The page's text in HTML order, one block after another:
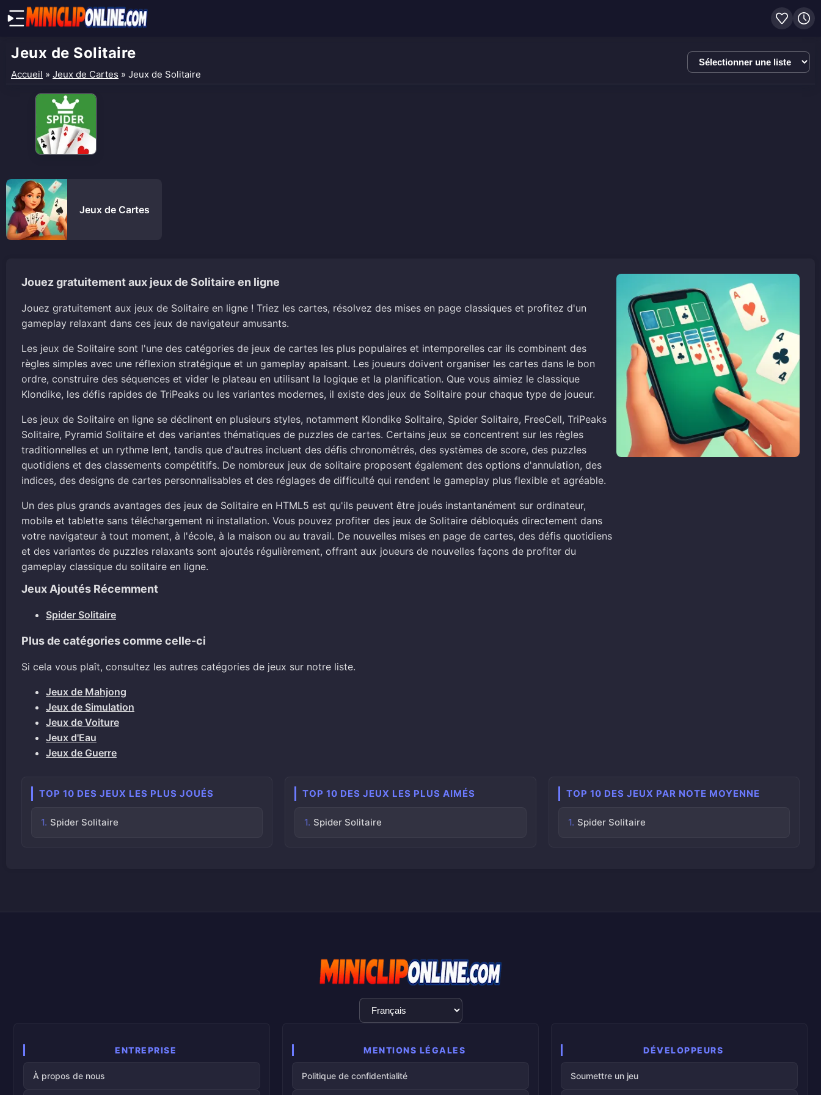
Jeux de Solitaire
Accueil » Jeux de Cartes » Jeux de Solitaire
Sélectionner
une
liste
Jouez gratuitement aux jeux de Solitaire en ligne
Jouez gratuitement aux jeux de Solitaire en ligne ! Triez les cartes, résolvez des mises en page classiques et profitez d'un
gameplay relaxant dans ces jeux de navigateur amusants.
Les jeux de Solitaire sont l'une des catégories de jeux de cartes les plus populaires et intemporelles car ils combinent des
règles simples avec une réflexion stratégique et un gameplay apaisant. Les joueurs doivent organiser les cartes dans le bon
ordre, construire des séquences et vider le plateau en utilisant la logique et la planification. Que vous aimiez le classique
Klondike, les défis rapides de TriPeaks ou les variantes modernes, il existe des jeux de Solitaire pour chaque type de joueur.
Les jeux de Solitaire en ligne se déclinent en plusieurs styles, notamment Klondike Solitaire, Spider Solitaire, FreeCell, TriPeaks
Solitaire, Pyramid Solitaire et des variantes thématiques de puzzles de cartes. Certains jeux se concentrent sur les règles
traditionnelles et un rythme lent, tandis que d'autres incluent des défis chronométrés, des systèmes de score, des puzzles
quotidiens et des classements compétitifs. De nombreux jeux de solitaire proposent également des options d'annulation, des
indices, des designs de cartes personnalisables et des réglages de difficulté qui rendent le gameplay plus flexible et agréable.
Un des plus grands avantages des jeux de Solitaire en HTML5 est qu'ils peuvent être joués instantanément sur ordinateur,
mobile et tablette sans téléchargement ni installation. Vous pouvez profiter des jeux de Solitaire débloqués directement dans
votre navigateur à tout moment, à l'école, à la maison ou au travail. De nouvelles mises en page de cartes, des défis quotidiens
et des variantes de puzzles relaxants sont ajoutés régulièrement, offrant aux joueurs de nouvelles façons de profiter du
gameplay classique du solitaire en ligne.
Jeux Ajoutés Récemment
Spider Solitaire
Plus de catégories comme celle-ci
Si cela vous plaît, consultez les autres catégories de jeux sur notre liste.
Jeux de Mahjong
Jeux de Simulation
Jeux de Voiture
Jeux d'Eau
Jeux de Guerre
TOP 10 DES JEUX LES PLUS JOUÉS
Spider Solitaire
TOP 10 DES JEUX LES PLUS AIMÉS
Spider Solitaire
TOP 10 DES JEUX PAR NOTE MOYENNE
Spider Solitaire
Jeux de Cartes
Sélection
de
langue
ENTREPRISE
À propos de nous
MENTIONS LÉGALES
Politique de confidentialité
DÉVELOPPEURS
Soumettre un jeu